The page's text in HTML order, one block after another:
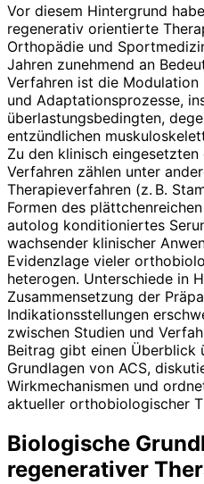
Vor diesem Hintergrund
regenerativ orientierte
Orthopädie und
Jahren zunehmend an
Verfahren ist die
und Adaptationsprozesse,
überlastungsbedingten,
entzündlichen
Zu den klinisch
Verfahren zählen unter
Therapieverfahren (z. B.
Formen des
autolog konditioniertes
wachsender klinischer
Evidenzlage vieler
heterogen. Unterschiede in
Zusammensetzung der
Indikationsstellungen
zwischen Studien und
Beitrag gibt einen Überblick
Grundlagen von ACS,
Wirkmechanismen und
aktueller orthobiologischer
Biologische
regenerativer